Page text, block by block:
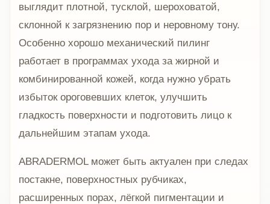
выглядит плотной, тусклой, шероховатой,
склонной к загрязнению пор и неровному тону.
Особенно хорошо механический пилинг
работает в программах ухода за жирной и
комбинированной кожей, когда нужно убрать
избыток ороговевших клеток, улучшить
гладкость поверхности и подготовить лицо к
дальнейшим этапам ухода.
ABRADERMOL может быть актуален при следах
постакне, поверхностных рубчиках,
расширенных порах, лёгкой пигментации и